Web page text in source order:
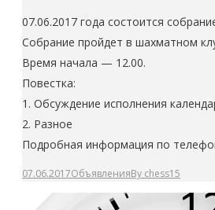
07.06.2017 года состоится
Собрание пройдет в шахматном
Время начала — 12.00.
Повестка:
1. Обсуждение исполнения
2. Разное
Подробная информация по
07.06.2017ОбъявленияBy chess15